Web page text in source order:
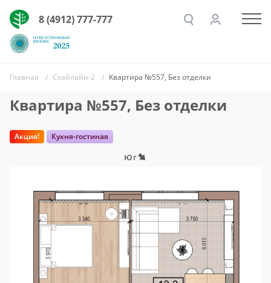
8 (4912) 777-777
Главная Скайлайн-2 Квартира №557, Без отделки
Квартира №557, Без отделки
Акция! Кухня-гостиная
Юг